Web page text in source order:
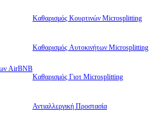
AirBNB
Καθαρισμός Κουρτινών Microsplitting
Καθαρισμός Αυτοκινήτων Microsplitting
Καθαρισμός Γιοτ Microsplitting
Αντιαλλεργική Προστασία